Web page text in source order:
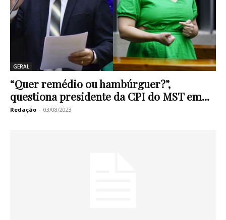
GERAL
“Quer remédio ou hambúrguer?”,
questiona presidente da CPI do MST em...
Redação - 03/08/2023